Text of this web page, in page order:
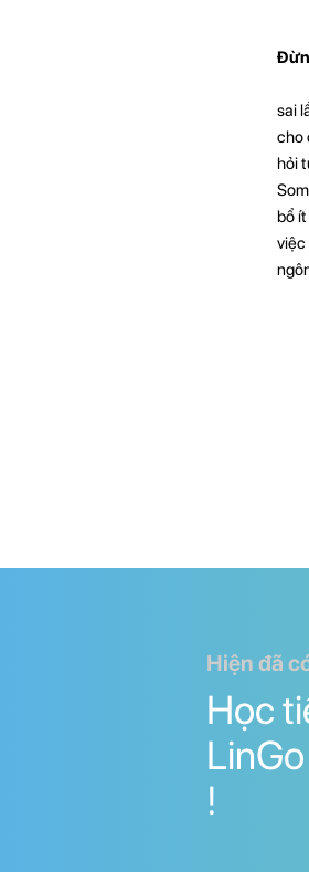
sai
cho
hỏi
bổ
việc
Hiện đã
Học
!